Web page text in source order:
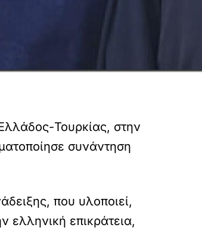
Τουρκίας, στην
συνάντηση
που υλοποιεί,
ελληνική επικράτεια,